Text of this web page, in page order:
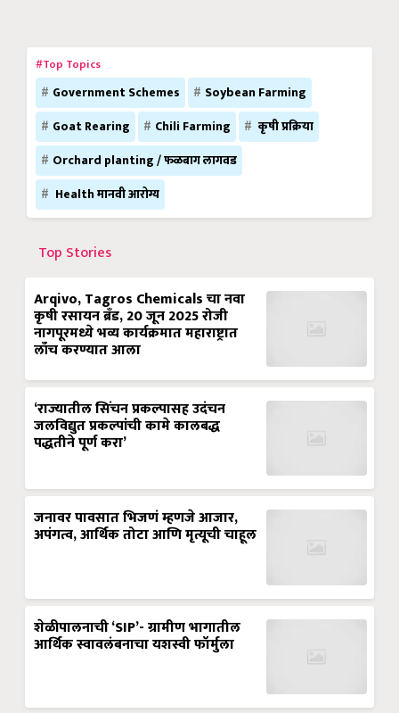
#Top Topics
Government Schemes
Soybean Farming
Goat Rearing
Chili Farming
कृषी प्रक्रिया
Orchard planting / फळबाग लागवड
Health मानवी आरोग्य
Top Stories
Arqivo, Tagros Chemicals चा नवा
कृषी रसायन ब्रँड, 20 जून 2025 रोजी
नागपूरमध्ये भव्य कार्यक्रमात महाराष्ट्रात
लाँच करण्यात आला
‘राज्यातील सिंचन प्रकल्पासह उदंचन
जलविद्युत प्रकल्पांची कामे कालबद्ध
पद्धतीने पूर्ण करा’
जनावर पावसात भिजणं म्हणजे आजार,
अपंगत्व, आर्थिक तोटा आणि मृत्यूची चाहूल
शेळीपालनाची ‘SIP’- ग्रामीण भागातील
आर्थिक स्वावलंबनाचा यशस्वी फॉर्मुला